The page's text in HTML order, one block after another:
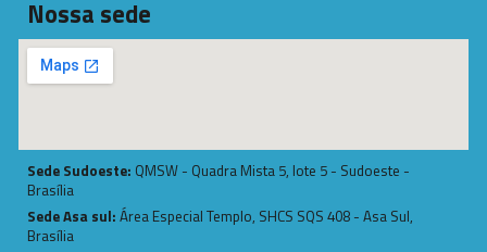
Nossa sede
Sede Sudoeste: QMSW - Quadra Mista 5, lote 5 - Sudoeste -
Brasília
Sede Asa sul:Área Especial Templo, SHCS SQS 408 - Asa Sul,
Brasília